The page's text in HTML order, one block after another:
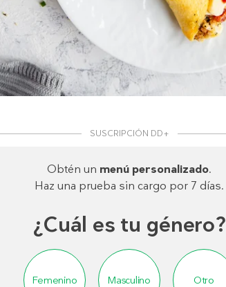
SUSCRIPCIÓN DD+
Obtén un menú personalizado.
Haz una prueba sin cargo por 7 días.
¿Cuál es tu género?
Femenino Masculino Otro